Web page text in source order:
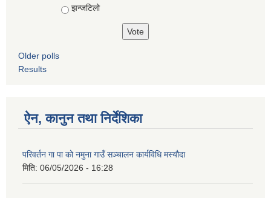
झन्जटिलो
Older polls
Results
ऐन, कानुन तथा निर्देशिका
परिवर्तन गा पा को नमुना गाउँ सञ्चालन कार्यविधि मस्यौदा
मिति: 06/05/2026 - 16:28